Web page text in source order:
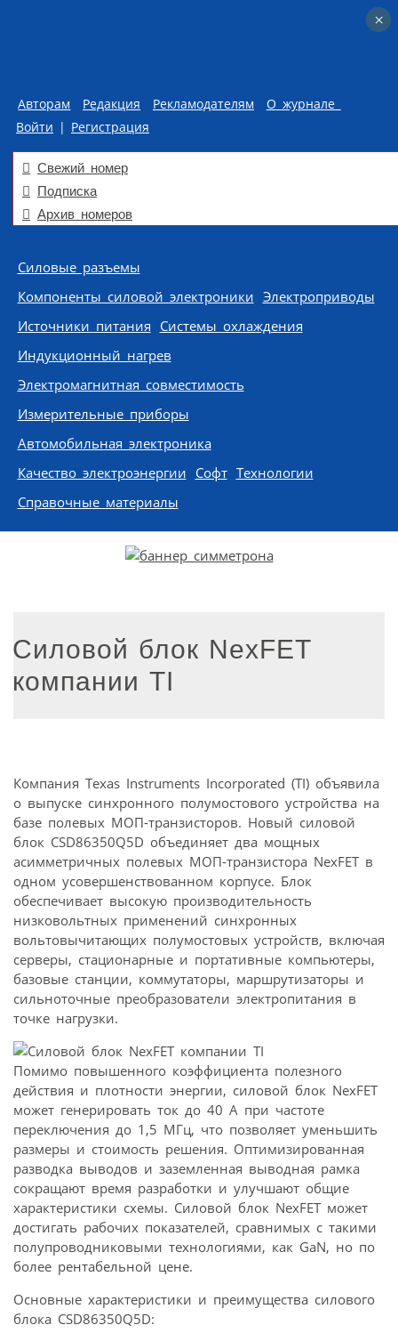
Авторам Редакция Рекламодателям
О журнале
Войти | Регистрация
Свежий номер
Подписка
Архив номеров
Skip to content
Силовые разъемы
Компоненты силовой электроники Электроприводы
Источники питания Системы охлаждения
Индукционный нагрев
Электромагнитная совместимость
Измерительные приборы
Автомобильная электроника
Качество электроэнергии Софт Технологии
Справочные материалы
Силовой блок NexFET
компании TI
Компания Texas Instruments Incorporated (TI) объявила
о выпуске синхронного полумостового устройства на
базе полевых МОП-транзисторов. Новый силовой
блок CSD86350Q5D объединяет два мощных
асимметричных полевых МОП-транзистора NexFET в
одном усовершенствованном корпусе. Блок
обеспечивает высокую производительность
низковольтных применений синхронных
вольтовычитающих полумостовых устройств, включая
серверы, стационарные и портативные компьютеры,
базовые станции, коммутаторы, маршрутизаторы и
сильноточные преобразователи электропитания в
точке нагрузки.
Помимо повышенного коэффициента полезного
действия и плотности энергии, силовой блок NexFET
может генерировать ток до 40 A при частоте
переключения до 1,5 МГц, что позволяет уменьшить
размеры и стоимость решения. Оптимизированная
разводка выводов и заземленная выводная рамка
сокращают время разработки и улучшают общие
характеристики схемы. Силовой блок NexFET может
достигать рабочих показателей, сравнимых с такими
полупроводниковыми технологиями, как GaN, но по
более рентабельной цене.
Основные характеристики и преимущества силового
блока CSD86350Q5D:
×
×